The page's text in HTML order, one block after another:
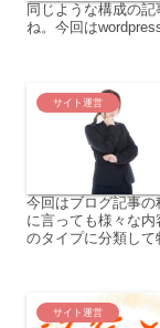
同じような構成の
ね。今回は
サイト運営
今回はブログ記事
に言っても様々な
のタイプに分類し
サイト運営